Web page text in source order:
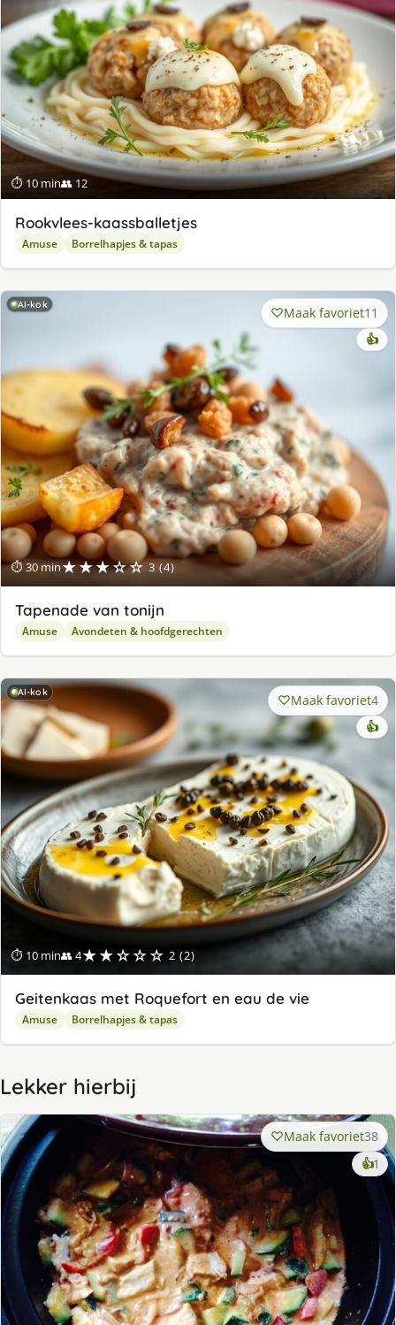
⏱ 10 min👥 12
Rookvlees-kaassballetjes
Amuse Borrelhapjes & tapas
AI-kok
⏱ 30 min★★★☆☆ 3 (4)
Maak favoriet11
👍
Tapenade van tonijn
Amuse Avondeten & hoofdgerechten
AI-kok
⏱ 10 min👥 4★★☆☆☆ 2 (2)
Maak favoriet4
👍
Geitenkaas met Roquefort en eau de vie
Amuse Borrelhapjes & tapas
Lekker hierbij
Maak favoriet38
👍1